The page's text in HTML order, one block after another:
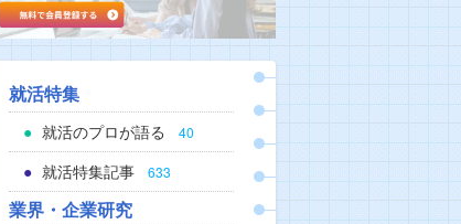
就活特集
就活のプロが語る 40
就活特集記事 633
業界・企業研究